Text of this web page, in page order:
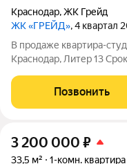
Краснодар,ЖК Грейд
ЖК «ГРЕЙД», 4 квартал
В продаже квартира-
Краснодар, Литер 13
Никогда неоклассика не
архитектуре с
Позвонить
3 200 000 ₽
33,5 м² 1-комн. квартира